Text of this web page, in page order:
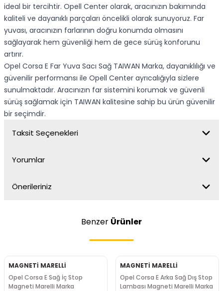
ideal bir tercihtir. Opell Center olarak, aracınızın bakımında
kaliteli ve dayanıklı parçaları öncelikli olarak sunuyoruz. Far
yuvası, aracınızın farlarının doğru konumda olmasını
sağlayarak hem güvenliği hem de gece sürüş konforunu
artırır.
Opel Corsa E Far Yuva Sacı Sağ TAIWAN Marka, dayanıklılığı ve
güvenilir performansı ile Opell Center ayrıcalığıyla sizlere
sunulmaktadır. Aracınızın far sistemini korumak ve güvenli
sürüş sağlamak için TAIWAN kalitesine sahip bu ürün güvenilir
bir seçimdir.
Taksit Seçenekleri
Yorumlar
Önerileriniz
Benzer Ürünler
MAGNETİ MARELLİ
Opel Corsa E Sağ İç Stop
Magneti Marelli Marka
MAGNETİ MARELLİ
Opel Corsa E Arka Sağ Dış Stop
Lambası Magneti Marelli Marka